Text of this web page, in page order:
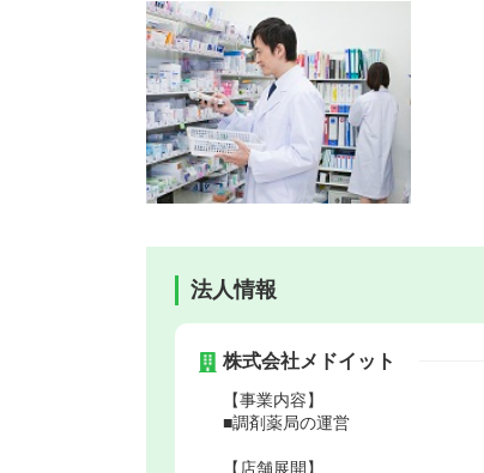
法人情報
株式会社メドイット
【事業内容】
■調剤薬局の運営
【店舗展開】